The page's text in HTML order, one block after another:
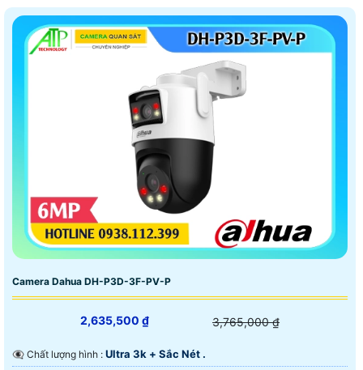
Camera Dahua DH-P3D-3F-PV-P
2,635,500 ₫ 3,765,000 ₫
👁️‍🗨 Chất lượng hình : Ultra 3k + Sắc Nét .